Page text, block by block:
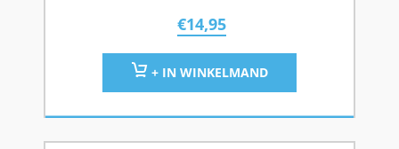
€14,95
+ IN WINKELMAND